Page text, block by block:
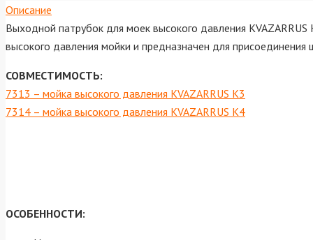
Описание
Выходной патрубок для моек высокого давления
высокого давления мойки и предназначен для присоединения
СОВМЕСТИМОСТЬ:
7313 – мойка высокого давления KVAZARRUS K3
7314 – мойка высокого давления KVAZARRUS K4
ОСОБЕННОСТИ: